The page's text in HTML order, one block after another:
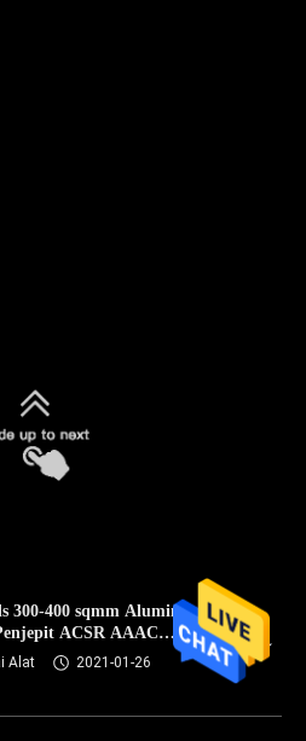
300-400 sqmm Aluminium
ACSR AAAC
Alat
2021-01-26